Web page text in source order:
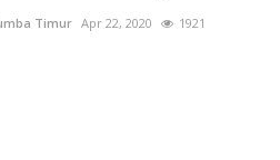
Timur Apr 22, 2020 1921